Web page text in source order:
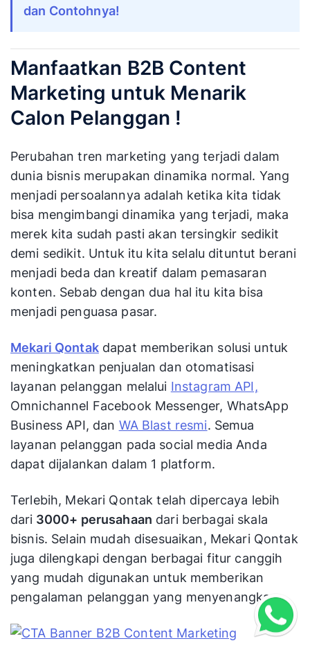
dan Contohnya!
Manfaatkan B2B Content
Marketing untuk Menarik
Calon Pelanggan !
Perubahan tren marketing yang terjadi dalam
dunia bisnis merupakan dinamika normal. Yang
menjadi persoalannya adalah ketika kita tidak
bisa mengimbangi dinamika yang terjadi, maka
merek kita sudah pasti akan tersingkir sedikit
demi sedikit. Untuk itu kita selalu dituntut berani
menjadi beda dan kreatif dalam pemasaran
konten. Sebab dengan dua hal itu kita bisa
menjadi penguasa pasar.
Mekari Qontakdapat memberikan solusi untuk
meningkatkan penjualan dan otomatisasi
layanan pelanggan melalui Instagram API,
Omnichannel Facebook Messenger, WhatsApp
Business API, dan WA Blast resmi. Semua
layanan pelanggan pada social media Anda
dapat dijalankan dalam 1 platform.
Terlebih, Mekari Qontak telah dipercaya lebih
dari 3000+ perusahaan dari berbagai skala
bisnis. Selain mudah disesuaikan, Mekari Qontak
juga dilengkapi dengan berbagai fitur canggih
yang mudah digunakan untuk memberikan
pengalaman pelanggan yang menyenangkan.